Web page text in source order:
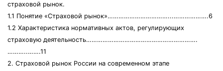
страховой рынок.
1.1 Понятие «Страховой рынок»……………………………...……………….6
1.2 Характеристика нормативных актов, регулирующих
страховую деятельность…………………………………………………….
………..…….11
2. Страховой рынок России на современном этапе